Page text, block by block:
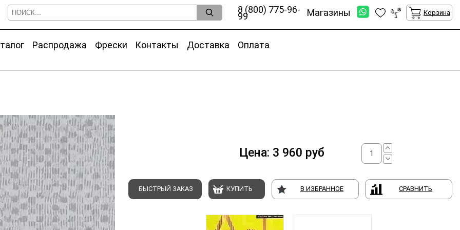
8 (800) 775-96-
99 Магазины Корзина
Распродажа Фрески Контакты Доставка Оплата
Цена: 3 960 руб
БЫСТРЫЙ ЗАКАЗ КУПИТЬ В ИЗБРАННОЕ СРАВНИТЬ